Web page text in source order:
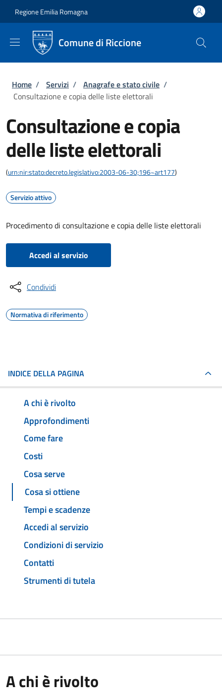
Regione Emilia Romagna
Comune di Riccione
Briciole di pane
Home / Servizi / Anagrafe e stato civile /
Consultazione e copia delle liste elettorali
Consultazione e copia
delle liste elettorali
(urn:nir:stato:decreto.legislativo:2003-06-30;196~art177)
Servizio attivo
Procedimento di consultazione e copia delle liste elettorali
Accedi al servizio
Condividi
Normativa di riferimento
INDICE DELLA PAGINA
A chi è rivolto
Approfondimenti
Come fare
Costi
Cosa serve
Cosa si ottiene
Tempi e scadenze
Accedi al servizio
Condizioni di servizio
Contatti
Strumenti di tutela
A chi è rivolto